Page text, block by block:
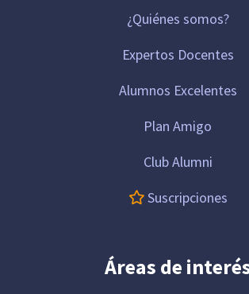
¿Quiénes somos?
Expertos Docentes
Alumnos Excelentes
Plan Amigo
Club Alumni
Suscripciones
Áreas de